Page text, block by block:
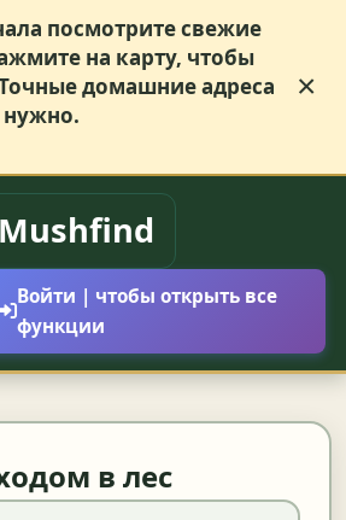
посмотрите свежие
на карту, чтобы
домашние адреса
нужно.
×
Mushfind
Войти | чтобы открыть все
функции
в лес